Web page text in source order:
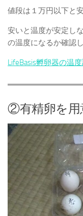
値段は１万円以下と
安いと温度が安定し
の温度になるか確認
LifeBasis孵卵器の温
②有精卵を用